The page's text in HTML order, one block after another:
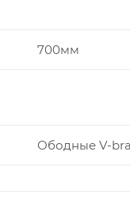
700мм
Ободные V-